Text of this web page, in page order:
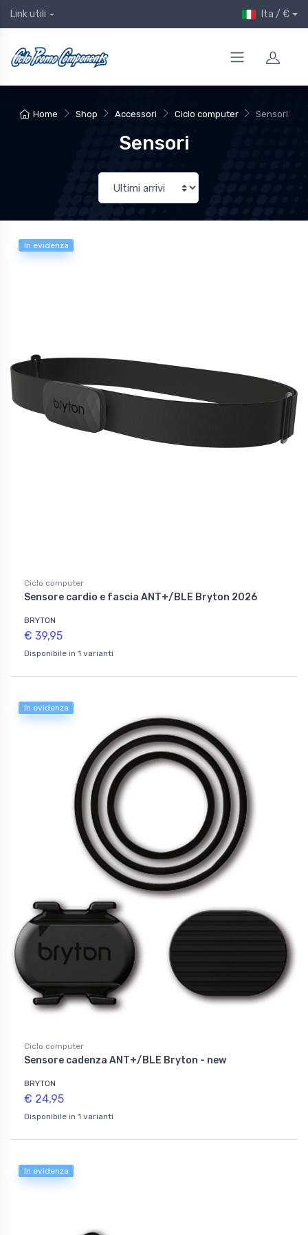
Link utili Ita / €
Home Shop Accessori Ciclo computer Sensori
Sensori
In evidenza
Ciclo computer
Sensore cardio e fascia ANT+/BLE Bryton 2026
BRYTON
€ 39,95
Disponibile in 1 varianti
In evidenza
Ciclo computer
Sensore cadenza ANT+/BLE Bryton - new
BRYTON
€ 24,95
Disponibile in 1 varianti
In evidenza